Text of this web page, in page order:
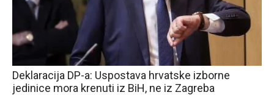
Deklaracija DP-a: Uspostava hrvatske izborne
jedinice mora krenuti iz BiH, ne iz Zagreba